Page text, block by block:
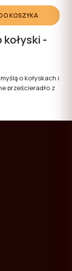
KOSZYKA
-
o kołyskach i
prześcieradło z
wygodne i
na swoim
To